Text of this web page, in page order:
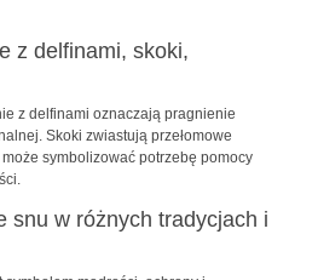
z delfinami, skoki,
z delfinami oznaczają pragnienie
Skoki zwiastują przełomowe
symbolizować potrzebę pomocy
w różnych tradycjach i